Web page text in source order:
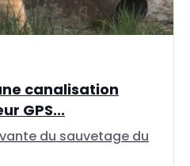
canalisation
GPS...
du sauvetage du